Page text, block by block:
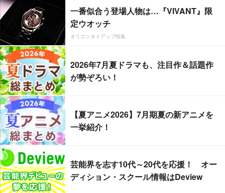
一番似合う登場人物は…『VIVANT』限
定ウオッチ
オリコンタイアップ特集
2026年7月夏ドラマも、注目作＆話題作
が勢ぞろい！
【夏アニメ2026】7月期夏の新アニメを
一挙紹介！
芸能界を志す10代～20代を応援！ オー
ディション・スクール情報はDeview